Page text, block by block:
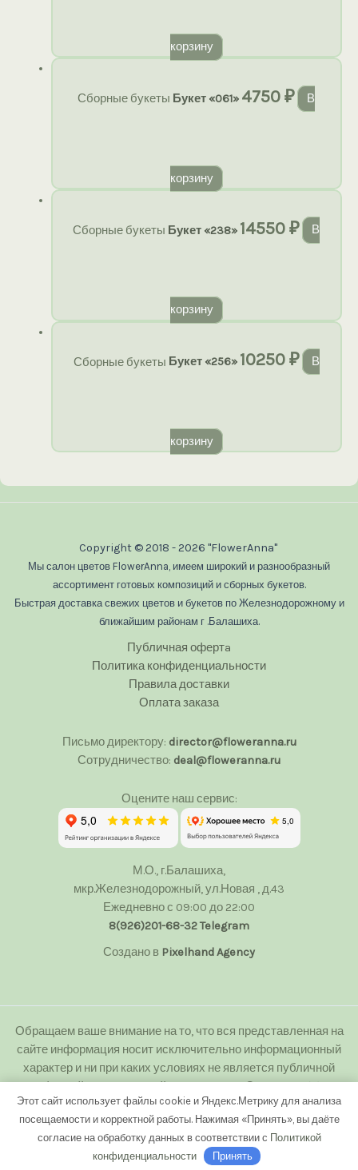
корзину
Сборные букеты Букет «061» 4750₽ В
корзину
Сборные букеты Букет «238» 14550₽ В
корзину
Сборные букеты Букет «256» 10250₽ В
корзину
Copyright © 2018 - 2026 "FlowerAnna"
Мы салон цветов FlowerAnna, имеем широкий и разнообразный
ассортимент готовых композиций и сборных букетов.
Быстрая доставка свежих цветов и букетов по Железнодорожному и
ближайшим районам г .Балашиха.
Публичная офертa
Политика конфиденциальности
Правила доставки
Оплата заказа
Письмо директору: director@floweranna.ru
Сотрудничество: deal@floweranna.ru
Оцените наш сервис:
М.О., г.Балашиха,
мкр.Железнодорожный, ул.Новая , д.43
Ежедневно с 09:00 до 22:00
8(926)201-68-32Telegram
Создано в Pixelhand Agency
Обращаем ваше внимание на то, что вся представленная на
сайте информация носит исключительно информационный
характер и ни при каких условиях не является публичной
офертой определяемой положениями Статьи 437(2)
Гражданского кодекса Российской Федерации.
Любое копирование с сайта floweranna.ru без письменного
разрешения владельца запрещено.
Этот сайт использует файлы cookie и Яндекс.Метрику для анализа
посещаемости и корректной работы. Нажимая «Принять», вы даёте
согласие на обработку данных в соответствии с Политикой
конфиденциальности
Принять